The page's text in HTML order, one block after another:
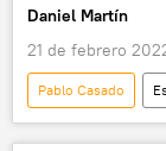
Daniel Martín
21 de febrero
Pablo Casado
Partido Popular de